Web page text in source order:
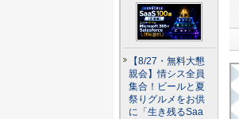
【8/27・無料大懇
親会】情シス全員
集合！ビールと夏
祭りグルメをお供
に「生き残るSaa